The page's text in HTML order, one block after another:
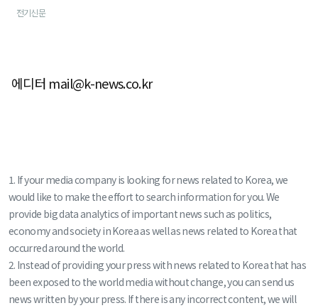
전기신문
에디터 mail@k-news.co.kr
1. If your media company is looking for news related to Korea, we
would like to make the effort to search information for you. We
provide big data analytics of important news such as politics,
economy and society in Korea as well as news related to Korea that
occurred around the world.
2. Instead of providing your press with news related to Korea that has
been exposed to the world media without change, you can send us
news written by your press. If there is any incorrect content, we will